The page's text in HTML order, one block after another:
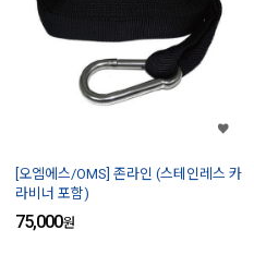
[오엠에스/OMS] 존라인 (스테인레스 카
라비너 포함)
75,000원